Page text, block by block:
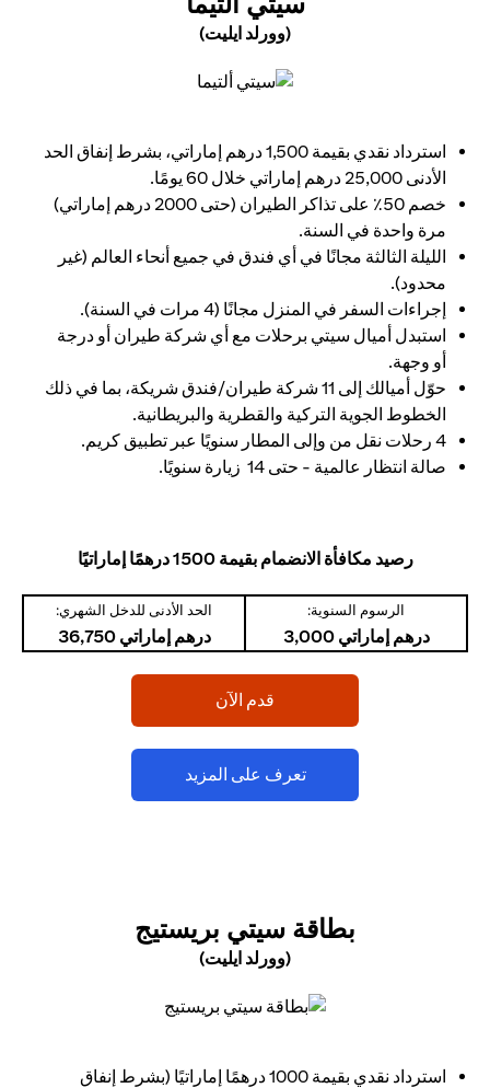
(وورلد ايليت)
استرداد نقدي بقيمة 1,500 درهم إماراتي، بشرط إنفاق الحد
الأدنى 25,000 درهم إماراتي خلال 60 يومًا.
خصم 50٪ على تذاكر الطيران (حتى 2000 درهم إماراتي)
مرة واحدة في السنة.
الليلة الثالثة مجانًا في أي فندق في جميع أنحاء العالم (غير
محدود).
إجراءات السفر في المنزل مجانًا (4 مرات في السنة).
استبدل أميال سيتي برحلات مع أي شركة طيران أو درجة
أو وجهة.
حوّل أميالك إلى 11 شركة طيران/فندق شريكة، بما في ذلك
الخطوط الجوية التركية والقطرية والبريطانية.
4 رحلات نقل من وإلى المطار سنويًا عبر تطبيق كريم.
صالة انتظار عالمية - حتى 14 زيارة سنويًا.
رصيد مكافأة الانضمام بقيمة 1500 درهمًا إماراتيًا
الرسوم السنوية:
درهم إماراتي 3,000
الحد الأدنى للدخل الشهري:
درهم إماراتي 36,750
قدم الآن
تعرف على المزيد
بطاقة سيتي بريستيج
(وورلد ايليت)
استرداد نقدي بقيمة 1000 درهمًا إماراتيًا (بشرط إنفاق